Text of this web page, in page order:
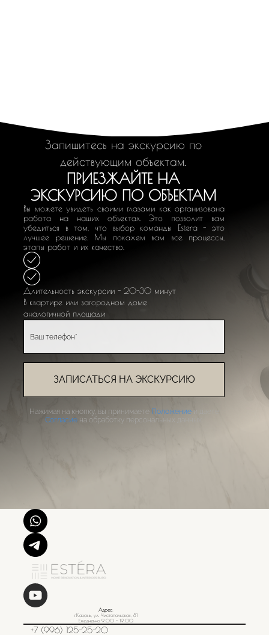
Запишитесь на экскурсию по
действующим объектам.
ПРИЕЗЖАЙТЕ НА
ЭКСКУРСИЮ ПО ОБЪЕКТАМ
Вы можете увидеть своими глазами как организована
работа на наших объектах. Это позволит вам
убедиться в том, что выбор команды Estera - это
лучшее решение. Мы покажем вам все процессы,
этапы работ и их качество.
Длительность экскурсии - 20-30 минут
В квартире или загородном доме
аналогичной площади
ЗАПИСАТЬСЯ НА ЭКСКУРСИЮ
Нажимая на кнопку, вы принимаете Положениеи даете
Согласие на обработку персональных данных.
Адрес:
г.Казань, ул. Чистопольская, 81
Ежедневно 9:00 - 19:00
+7 (996) 125-25-20